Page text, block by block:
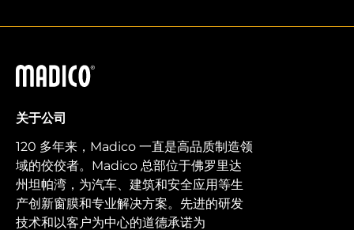
马迪科
关于公司
120 多年来，Madico 一直是高品质制造领
域的佼佼者。Madico 总部位于佛罗里达
州坦帕湾，为汽车、建筑和安全应用等生
产创新窗膜和专业解决方案。先进的研发
技术和以客户为中心的道德承诺为